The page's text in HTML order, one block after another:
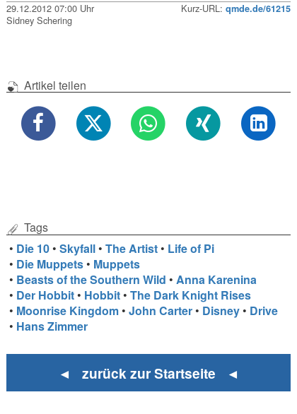
29.12.2012 07:00 Uhr Kurz-URL: qmde.de/61215
Sidney Schering
Artikel teilen
Tags
• Die 10 •Skyfall •The Artist • Life of Pi
• Die Muppets • Muppets
• Beasts of the Southern Wild • Anna Karenina
• Der Hobbit • Hobbit •The Dark Knight Rises
• Moonrise Kingdom •John Carter • Disney • Drive
• Hans Zimmer
◄ zurück zur Startseite ◄